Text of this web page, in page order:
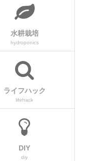
水耕栽培
hydroponics
ライフハック
lifehack
DIY
diy